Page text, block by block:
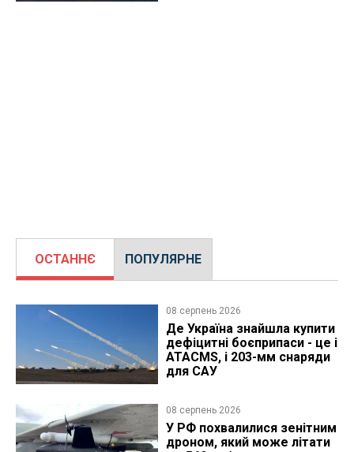
ОСТАННЄ ПОПУЛЯРНЕ
08 серпень 2026
Де Україна знайшла купити
дефіцитні боєприпаси - це і
ATACMS, і 203-мм снаряди
для САУ
08 серпень 2026
У РФ похвалилися зенітним
дроном, який може літати